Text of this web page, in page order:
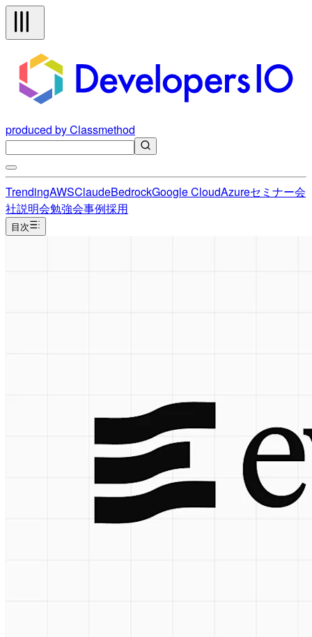
produced by Classmethod
TrendingAWSClaudeBedrockGoogle CloudAzureセミナー会
社説明会勉強会事例採用
目次